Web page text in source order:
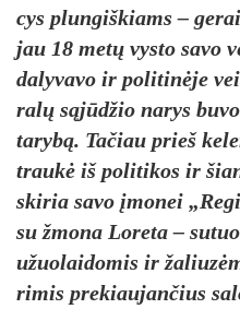
cys plun­giš­kiams –
jau 18 metų vys­to sa­vo
da­ly­va­vo ir po­li­tinė­je
ralų sąjūdžio na­rys
ta­rybą. Ta­čiau prie­š
traukė iš po­li­ti­kos ir
ski­ria savo įmonei
su žmo­na Lo­re­ta –
užuo­lai­do­mis ir
ri­mis pre­kiau­jan­čius